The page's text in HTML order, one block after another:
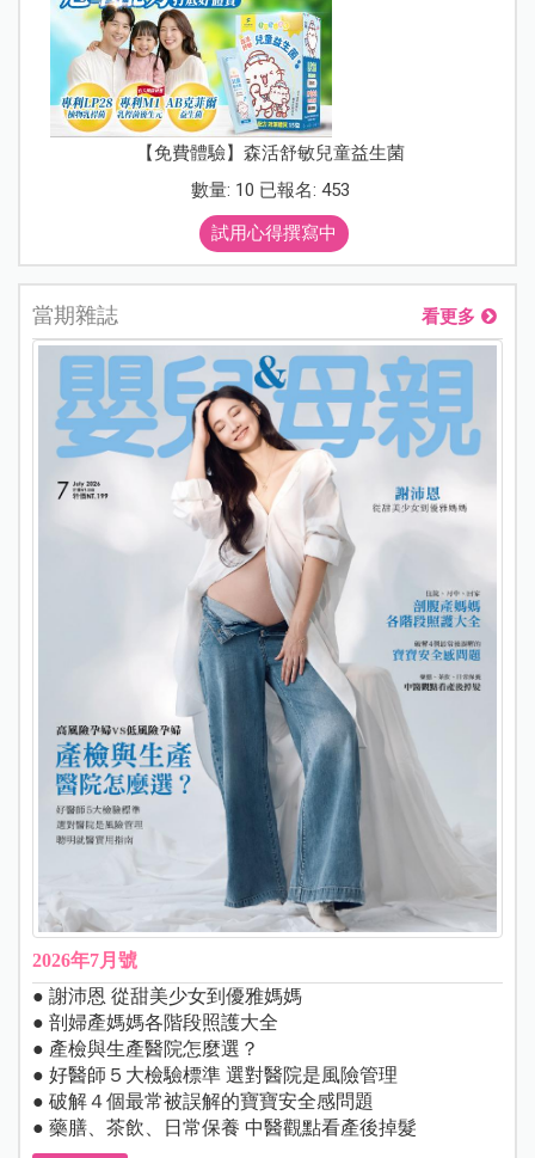
【免費體驗】森活舒敏兒童益生菌
數量: 10 已報名: 453
試用心得撰寫中
當期雜誌 看更多
2026年7月號
● 謝沛恩 從甜美少女到優雅媽媽
● 剖婦產媽媽各階段照護大全
● 產檢與生產醫院怎麼選？
● 好醫師５大檢驗標準 選對醫院是風險管理
● 破解４個最常被誤解的寶寶安全感問題
● 藥膳、茶飲、日常保養 中醫觀點看產後掉髮